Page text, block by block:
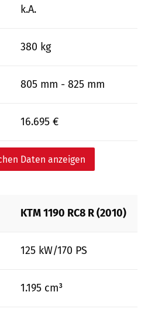
k.A.
380 kg
805 mm - 825 mm
16.695 €
Daten anzeigen
KTM 1190 RC8 R (2010)
125 kW/170 PS
1.195 cm³